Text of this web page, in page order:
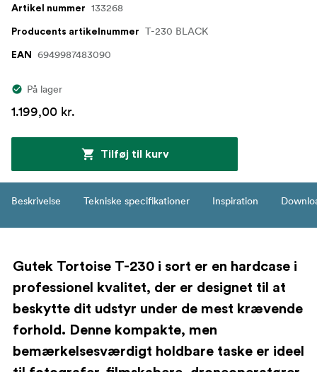
Artikel nummer 133268
Producents artikelnummer T-230 BLACK
EAN 6949987483090
På lager
1.199,00 kr.
Tilføj til kurv
Beskrivelse Tekniske specifikationer Inspiration
Gutek Tortoise T-230 i sort er en hardcase i
professionel kvalitet, der er designet til at
beskytte dit udstyr under de mest krævende
forhold. Denne kompakte, men
bemærkelsesværdigt holdbare taske er ideel